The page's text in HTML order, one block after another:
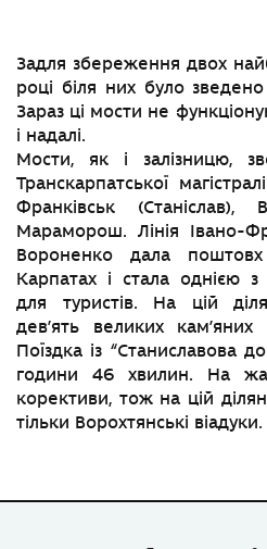
Задля збереження двох
році біля них було
Зараз ці мости не
і надалі.
Мости, як і залізницю,
Транскарпатської
Франківськ
Мараморош. Лінія Івано-
Вороненко дала
Карпатах і стала однією з
для туристів. На цій
дев’ять великих
Поїздка із “Станиславова
години 46 хвилин. На
корективи, тож на цій
тільки Ворохтянські віадуки.